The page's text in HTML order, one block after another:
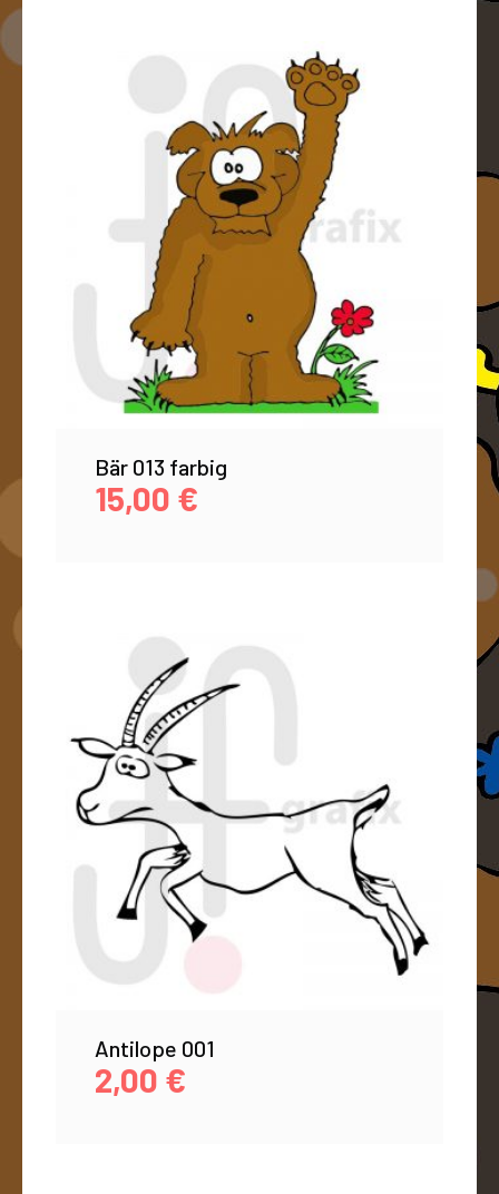
Bär 013 farbig
15,00 €
Antilope 001
2,00 €